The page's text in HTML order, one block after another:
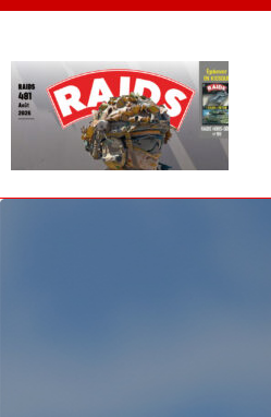
Panneau de gestion des cookies